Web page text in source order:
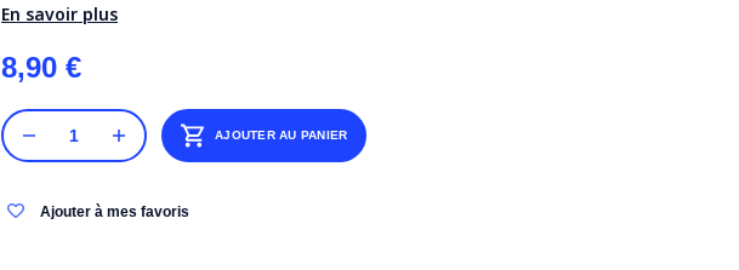
En savoir plus
8,90 €
AJOUTER AU PANIER
Ajouter à mes favoris